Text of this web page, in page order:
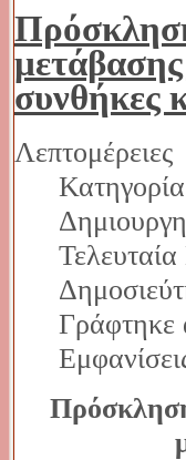
συνθήκες
Λεπτομέρειες
Γράφτηκε